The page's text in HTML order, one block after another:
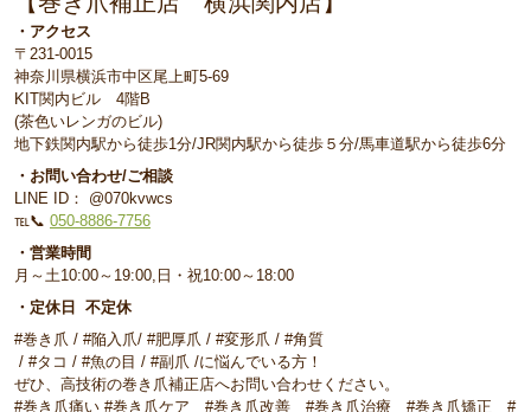
・アクセス
〒231-0015
神奈川県横浜市中区尾上町5-69
KIT関内ビル 4階B
(茶色いレンガのビル)
地下鉄関内駅から徒歩1分/JR関内駅から徒歩５分/馬車道駅から徒歩6分
・お問い合わせ/ご相談
LINE ID： @070kvwcs
℡📞 050-8886-7756
・営業時間
月～土10:00～19:00,日・祝10:00～18:00
・定休日 不定休
#巻き爪 / #陥入爪/ #肥厚爪 / #変形爪 / #角質
/ #タコ / #魚の目 / #副爪 /に悩んでいる方！
ぜひ、高技術の巻き爪補正店へお問い合わせください。
#巻き爪痛い #巻き爪ケア #巻き爪改善 #巻き爪治療 #巻き爪矯正 #